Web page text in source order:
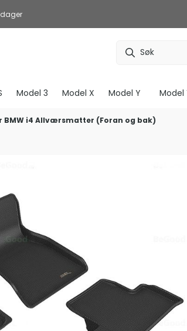
dager
Model 3 Model X Model Y Model
BMW i4 Allværsmatter (Foran og bak)